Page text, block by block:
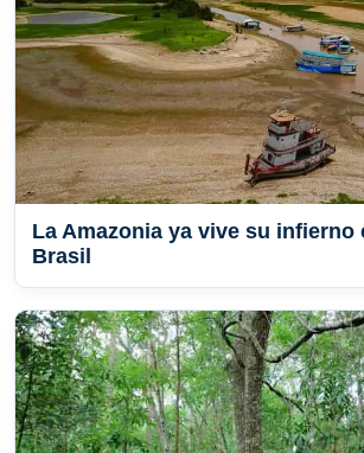
La Amazonia ya vive su infierno
Brasil